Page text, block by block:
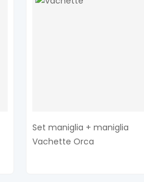
Set maniglia + maniglia
Vachette Orca